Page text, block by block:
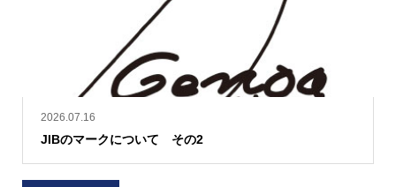
2026.07.16
JIBのマークについて その2